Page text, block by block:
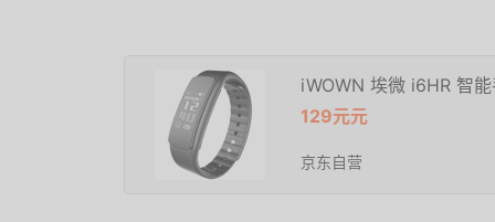
iWOWN 埃微 i6HR 智
129元元
京东自营